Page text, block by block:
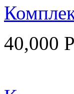
40,000 Р